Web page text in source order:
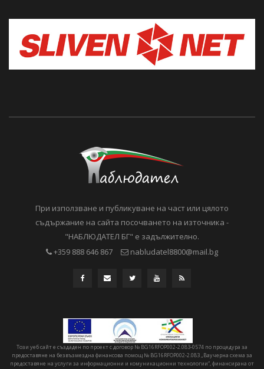
При използване и публикуване на част или цялото
съдържание на сайта посочването на източника -
"НАБЛЮДАТЕЛ БГ" е задължително.
+359 888 646 867
nabludatel8800@mail.bg
Този уеб сайт е създаден по проект с договор № BG16RFOP002-2.083-0574 по процедура за
предоставяне на безвъзмездна финансова помощ № BG16RFOP002-2.083 „Ваучерна схема за
предоставяне на услуги за информационни и комуникационни технологии“, финансирана от